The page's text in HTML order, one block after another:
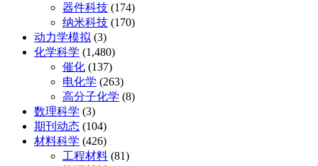
器件科技 (174)
纳米科技 (170)
动力学模拟 (3)
化学科学 (1,480)
催化 (137)
电化学 (263)
高分子化学 (8)
数理科学 (3)
期刊动态 (104)
材料科学 (426)
工程材料 (81)